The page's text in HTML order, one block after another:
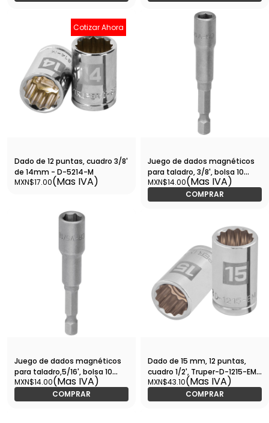
Cotizar Ahora
Dado de 12 puntas, cuadro 3/8'
de 14mm - D-5214-M
MXN$17.00(Mas IVA)
Juego de dados magnéticos
para taladro, 3/8', bolsa 10
pzas, 17840 - DES-AD-3/8
MXN$14.00(Mas IVA)
COMPRAR
Juego de dados magnéticos
para taladro,5/16', bolsa 10
pzas, 17841 - DES-AD-5/16
MXN$14.00(Mas IVA)
COMPRAR
Dado de 15 mm, 12 puntas,
cuadro 1/2', Truper-D-1215-EM /
13529
MXN$43.10(Mas IVA)
COMPRAR